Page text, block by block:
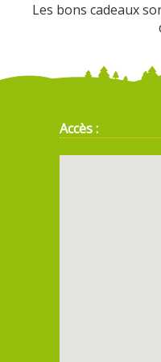
Les bons cadeaux
Accès :